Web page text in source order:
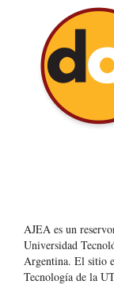
AJEA es un
Universidad
Argentina. El sitio
Tecnología de la